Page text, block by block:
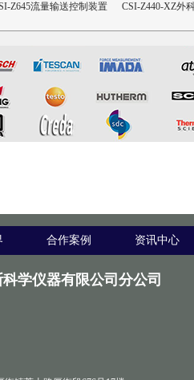
Z440-XZ外科植入物磁
CSI-Z643髋臼撞
合作案例 资讯中心
学仪器有限公司分公司